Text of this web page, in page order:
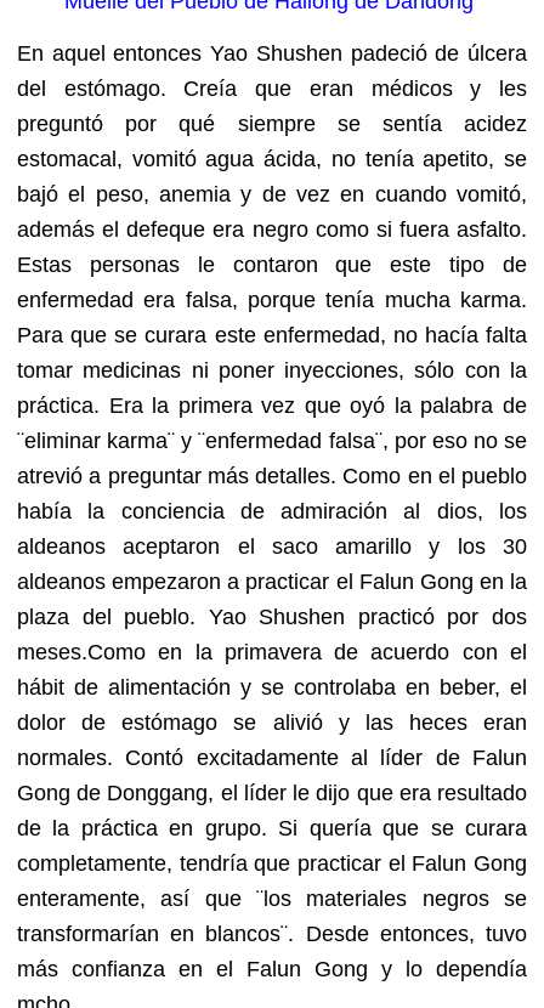
En aquel entonces Yao Shushen padeció de úlcera
del estómago. Creía que eran médicos y les
preguntó por qué siempre se sentía acidez
estomacal, vomitó agua ácida, no tenía apetito, se
bajó el peso, anemia y de vez en cuando vomitó,
además el defeque era negro como si fuera asfalto.
Estas personas le contaron que este tipo de
enfermedad era falsa, porque tenía mucha karma.
Para que se curara este enfermedad, no hacía falta
tomar medicinas ni poner inyecciones, sólo con la
práctica. Era la primera vez que oyó la palabra de
¨eliminar karma¨ y ¨enfermedad falsa¨, por eso no se
atrevió a preguntar más detalles. Como en el pueblo
había la conciencia de admiración al dios, los
aldeanos aceptaron el saco amarillo y los 30
aldeanos empezaron a practicar el Falun Gong en la
plaza del pueblo. Yao Shushen practicó por dos
meses.Como en la primavera de acuerdo con el
hábit de alimentación y se controlaba en beber, el
dolor de estómago se alivió y las heces eran
normales. Contó excitadamente al líder de Falun
Gong de Donggang, el líder le dijo que era resultado
de la práctica en grupo. Si quería que se curara
completamente, tendría que practicar el Falun Gong
enteramente, así que ¨los materiales negros se
transformarían en blancos¨. Desde entonces, tuvo
más confianza en el Falun Gong y lo dependía